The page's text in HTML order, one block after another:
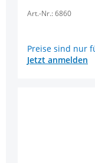
Art.-Nr.: 6860
Preise sind nur
Jetzt anmelden